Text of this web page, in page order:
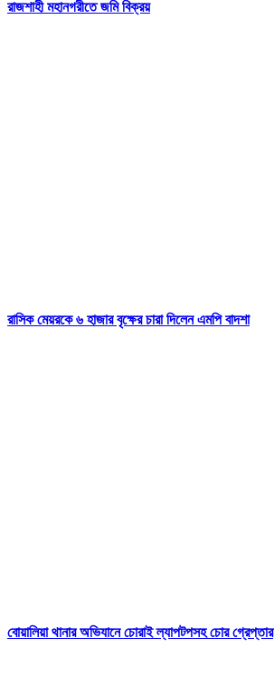
রাজশাহী মহানগরীতে জমি বিক্রয়
রাসিক মেয়রকে ৬ হাজার বৃক্ষের চারা দিলেন এমপি বাদশা
বোয়ালিয়া থানার অভিযানে চোরাই ল্যাপটপসহ চোর গ্রেপ্তার